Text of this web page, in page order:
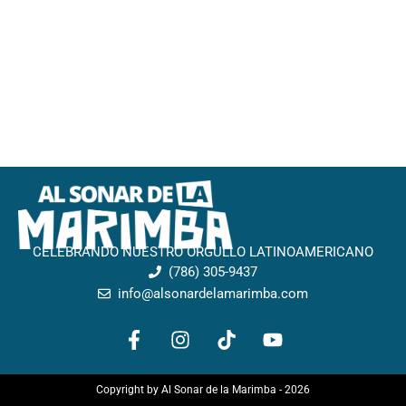
CELEBRANDO NUESTRO ORGULLO LATINOAMERICANO
(786) 305-9437
info@alsonardelamarimba.com
F
a
c
e
I
n
s
t
T
i
k
t
Y
o
u
t
Copyright by Al Sonar de la Marimba - 2026